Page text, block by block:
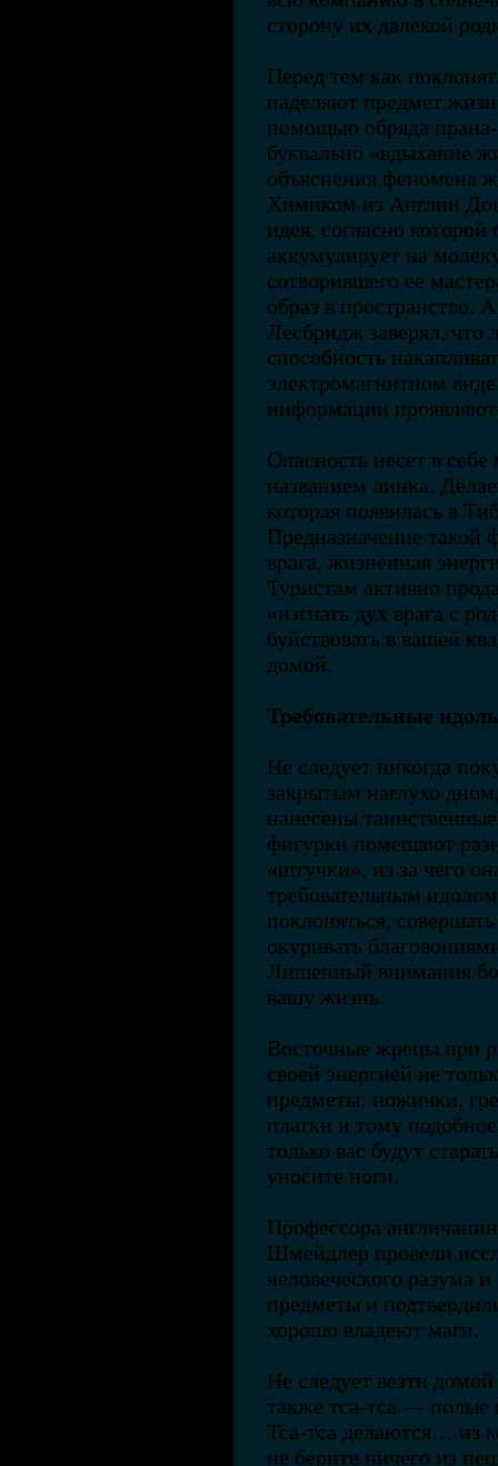
сторону их далекой
Перед тем как
наделяют предмет
помощью обряда
буквально «вдыхание
объяснения феномена
Химиком из Англии
идея, согласно
аккумулирует на
сотворившего ее
образ в
Лесбридж заверял, что
способность
электромагнитном
информации
Опасность несет в
названием линка.
которая появилась в
Предназначение такой
врага, жизненная
Туристам активно
«изгнать дух врага с
буйствовать в вашей
домой.
Требовательные
Не следует никогда
закрытым наглухо
нанесены
фигурки помещают
«штучки», из за чего
требовательным
поклоняться,
окуривать
Лишенный внимания
вашу жизнь.
Восточные жрецы при
своей энергией не
предметы: ножички,
платки и тому
только вас будут
уносите ноги.
Профессора
Шмейдлер провели
человеческого разума
предметы и
хорошо владеют маги.
Не следует везти
также тса-тса — полые
Тса-тса делаются… из
не берите ничего из